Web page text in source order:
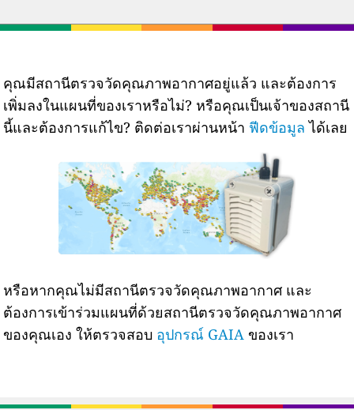
คุณมีสถานีตรวจวัดคุณภาพอากาศอยู่แล้ว และต้องการ
เพิ่มลงในแผนที่ของเราหรือไม่? หรือคุณเป็นเจ้าของสถานี
นี้และต้องการแก้ไข? ติดต่อเราผ่านหน้า ฟีดข้อมูล ได้เลย
หรือหากคุณไม่มีสถานีตรวจวัดคุณภาพอากาศ และ
ต้องการเข้าร่วมแผนที่ด้วยสถานีตรวจวัดคุณภาพอากาศ
ของคุณเอง ให้ตรวจสอบ อุปกรณ์ GAIA ของเรา